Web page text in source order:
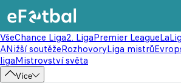
VšeChance Liga2. LigaPremier League
ANižší soutěžeRozhovoryLiga mistrů
ligaMistrovství světa
Více